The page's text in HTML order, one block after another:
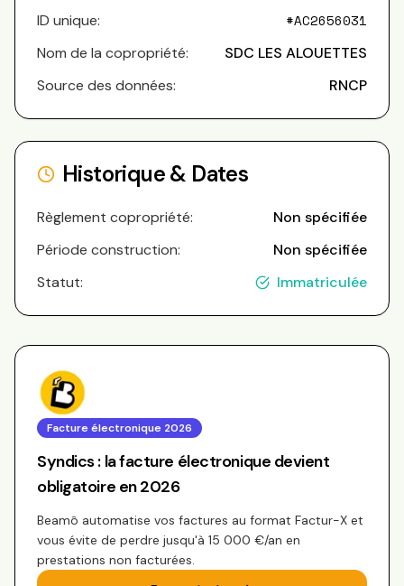
ID unique: #AC2656031
Nom de la copropriété:
SDC LES ALOUETTES
Source des données:
RNCP
Historique & Dates
Règlement copropriété:
Non spécifiée
Période construction:
Non spécifiée
Statut:
Immatriculée
Facture électronique 2026
Syndics : la facture électronique devient
obligatoire en 2026
Beamô automatise vos factures au format Factur-X et
vous évite de perdre jusqu'à 15 000 €/an en
prestations non facturées.